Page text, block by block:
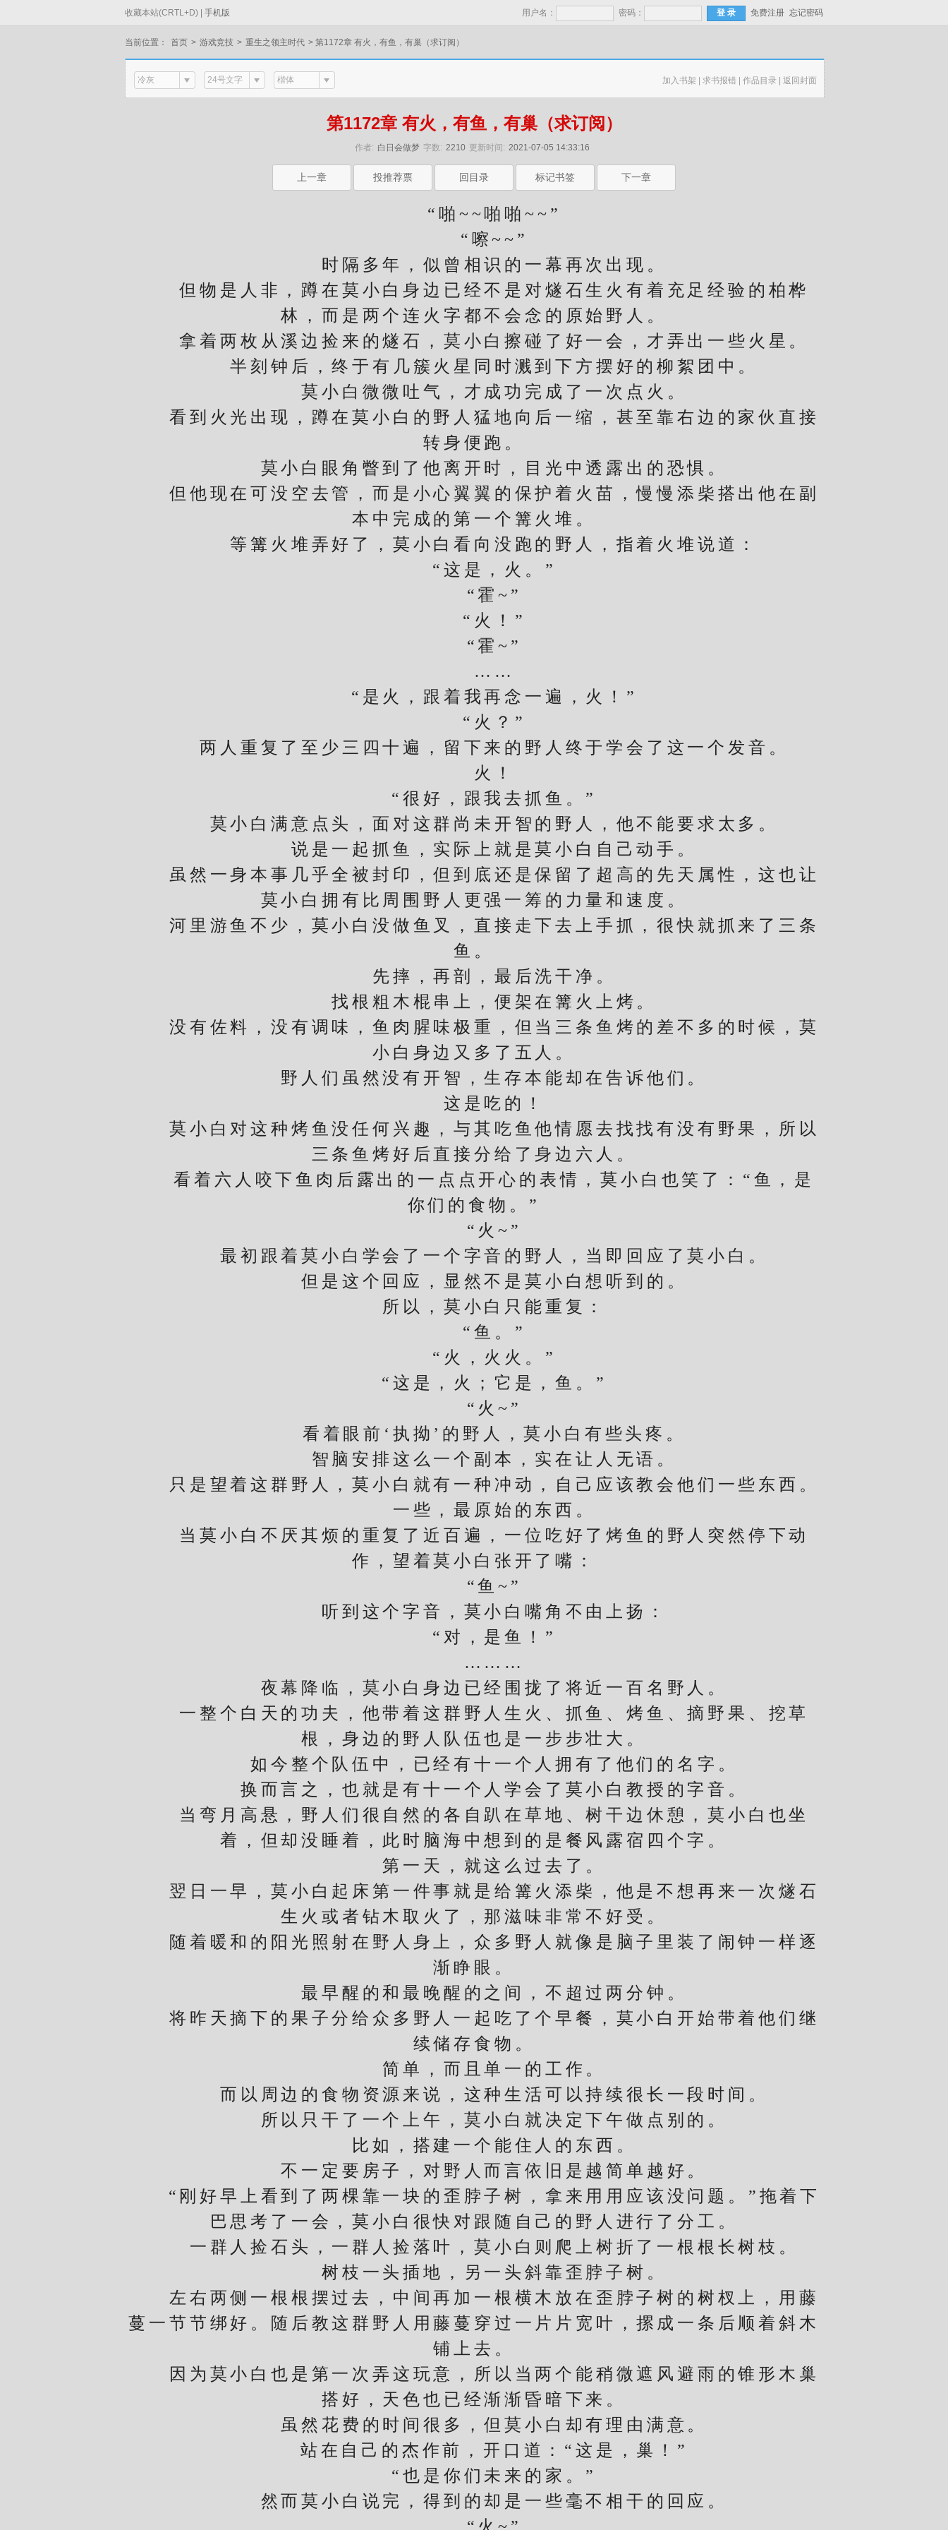
收藏本站(CRTL+D) | 手机版 用户名： 密码： 免费注册 忘记密码
当前位置： 首页 > 游戏竞技 > 重生之领主时代 > 第1172章 有火，有鱼，有巢（求订阅）
冷灰 24号文字 楷体 加入书架 | 求书报错 | 作品目录 | 返回封面
第1172章 有火，有鱼，有巢（求订阅）
作者: 白日会做梦 字数: 2210 更新时间: 2021-07-05 14:33:16
上一章 投推荐票 回目录 标记书签 下一章
“啪~~啪啪~~”
“嚓~~”
时隔多年，似曾相识的一幕再次出现。
但物是人非，蹲在莫小白身边已经不是对燧石生火有着充足经验的柏桦
林，而是两个连火字都不会念的原始野人。
拿着两枚从溪边捡来的燧石，莫小白擦碰了好一会，才弄出一些火星。
半刻钟后，终于有几簇火星同时溅到下方摆好的柳絮团中。
莫小白微微吐气，才成功完成了一次点火。
看到火光出现，蹲在莫小白的野人猛地向后一缩，甚至靠右边的家伙直接
转身便跑。
莫小白眼角瞥到了他离开时，目光中透露出的恐惧。
但他现在可没空去管，而是小心翼翼的保护着火苗，慢慢添柴搭出他在副
本中完成的第一个篝火堆。
等篝火堆弄好了，莫小白看向没跑的野人，指着火堆说道：
“这是，火。”
“霍~”
“火！”
“霍~”
……
“是火，跟着我再念一遍，火！”
“火？”
两人重复了至少三四十遍，留下来的野人终于学会了这一个发音。
火！
“很好，跟我去抓鱼。”
莫小白满意点头，面对这群尚未开智的野人，他不能要求太多。
说是一起抓鱼，实际上就是莫小白自己动手。
虽然一身本事几乎全被封印，但到底还是保留了超高的先天属性，这也让
莫小白拥有比周围野人更强一筹的力量和速度。
河里游鱼不少，莫小白没做鱼叉，直接走下去上手抓，很快就抓来了三条
鱼。
先摔，再剖，最后洗干净。
找根粗木棍串上，便架在篝火上烤。
没有佐料，没有调味，鱼肉腥味极重，但当三条鱼烤的差不多的时候，莫
小白身边又多了五人。
野人们虽然没有开智，生存本能却在告诉他们。
这是吃的！
莫小白对这种烤鱼没任何兴趣，与其吃鱼他情愿去找找有没有野果，所以
三条鱼烤好后直接分给了身边六人。
看着六人咬下鱼肉后露出的一点点开心的表情，莫小白也笑了：“鱼，是
你们的食物。”
“火~”
最初跟着莫小白学会了一个字音的野人，当即回应了莫小白。
但是这个回应，显然不是莫小白想听到的。
所以，莫小白只能重复：
“鱼。”
“火，火火。”
“这是，火；它是，鱼。”
“火~”
看着眼前‘执拗’的野人，莫小白有些头疼。
智脑安排这么一个副本，实在让人无语。
只是望着这群野人，莫小白就有一种冲动，自己应该教会他们一些东西。
一些，最原始的东西。
当莫小白不厌其烦的重复了近百遍，一位吃好了烤鱼的野人突然停下动
作，望着莫小白张开了嘴：
“鱼~”
听到这个字音，莫小白嘴角不由上扬：
“对，是鱼！”
………
夜幕降临，莫小白身边已经围拢了将近一百名野人。
一整个白天的功夫，他带着这群野人生火、抓鱼、烤鱼、摘野果、挖草
根，身边的野人队伍也是一步步壮大。
如今整个队伍中，已经有十一个人拥有了他们的名字。
换而言之，也就是有十一个人学会了莫小白教授的字音。
当弯月高悬，野人们很自然的各自趴在草地、树干边休憩，莫小白也坐
着，但却没睡着，此时脑海中想到的是餐风露宿四个字。
第一天，就这么过去了。
翌日一早，莫小白起床第一件事就是给篝火添柴，他是不想再来一次燧石
生火或者钻木取火了，那滋味非常不好受。
随着暖和的阳光照射在野人身上，众多野人就像是脑子里装了闹钟一样逐
渐睁眼。
最早醒的和最晚醒的之间，不超过两分钟。
将昨天摘下的果子分给众多野人一起吃了个早餐，莫小白开始带着他们继
续储存食物。
简单，而且单一的工作。
而以周边的食物资源来说，这种生活可以持续很长一段时间。
所以只干了一个上午，莫小白就决定下午做点别的。
比如，搭建一个能住人的东西。
不一定要房子，对野人而言依旧是越简单越好。
“刚好早上看到了两棵靠一块的歪脖子树，拿来用用应该没问题。”拖着下
巴思考了一会，莫小白很快对跟随自己的野人进行了分工。
一群人捡石头，一群人捡落叶，莫小白则爬上树折了一根根长树枝。
树枝一头插地，另一头斜靠歪脖子树。
左右两侧一根根摆过去，中间再加一根横木放在歪脖子树的树杈上，用藤
蔓一节节绑好。随后教这群野人用藤蔓穿过一片片宽叶，摞成一条后顺着斜木
铺上去。
因为莫小白也是第一次弄这玩意，所以当两个能稍微遮风避雨的锥形木巢
搭好，天色也已经渐渐昏暗下来。
虽然花费的时间很多，但莫小白却有理由满意。
站在自己的杰作前，开口道：“这是，巢！”
“也是你们未来的家。”
然而莫小白说完，得到的却是一些毫不相干的回应。